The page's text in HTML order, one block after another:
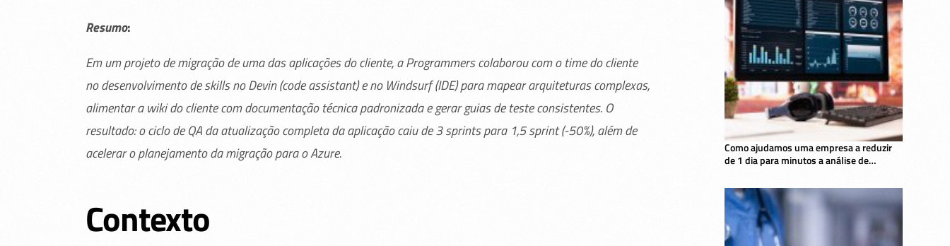
Resumo:
Em um projeto de migração de uma das aplicações do cliente, a Programmers colaborou com o time do cliente
no desenvolvimento de skills no Devin (code assistant) e no Windsurf (IDE) para mapear arquiteturas complexas,
alimentar a wiki do cliente com documentação técnica padronizada e gerar guias de teste consistentes. O
resultado: o ciclo de QA da atualização completa da aplicação caiu de 3 sprints para 1,5 sprint (-50%), além de
acelerar o planejamento da migração para o Azure.
Contexto
Como ajudamos uma empresa a reduzir
de 1 dia para minutos a análise de